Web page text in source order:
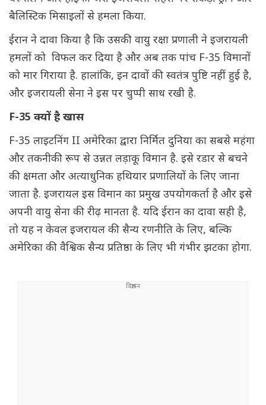
बैलिस्टिक मिसाइलों से हमला किया.
ईरान ने दावा किया है कि उसकी वायु रक्षा प्रणाली ने इजरायली
हमलों को विफल कर दिया है और अब तक पांच F-35 विमानों
को मार गिराया है. हालांकि, इन दावों की स्वतंत्र पुष्टि नहीं हुई है,
और इजरायली सेना ने इस पर चुप्पी साध रखी है.
F-35 क्यों है खास
F-35 लाइटनिंग II अमेरिका द्वारा निर्मित दुनिया का सबसे महंगा
और तकनीकी रूप से उन्नत लड़ाकू विमान है. इसे रडार से बचने
की क्षमता और अत्याधुनिक हथियार प्रणालियों के लिए जाना
जाता है. इजरायल इस विमान का प्रमुख उपयोगकर्ता है और इसे
अपनी वायु सेना की रीढ़ मानता है. यदि ईरान का दावा सही है,
तो यह न केवल इजरायल की सैन्य रणनीति के लिए, बल्कि
अमेरिका की वैश्विक सैन्य प्रतिष्ठा के लिए भी गंभीर झटका होगा.